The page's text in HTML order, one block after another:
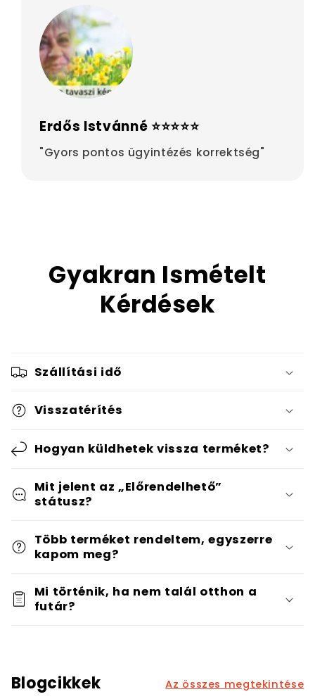
Erdős Istvánné ⭐⭐⭐⭐⭐
"Gyors pontos ügyintézés korrektség"
Gyakran Ismételt
Kérdések
Szállítási idő
Visszatérítés
Hogyan küldhetek vissza terméket?
Mit jelent az „Előrendelhető”
státusz?
Több terméket rendeltem, egyszerre
kapom meg?
Mi történik, ha nem talál otthon a
futár?
Blogcikkek Az összes megtekintése